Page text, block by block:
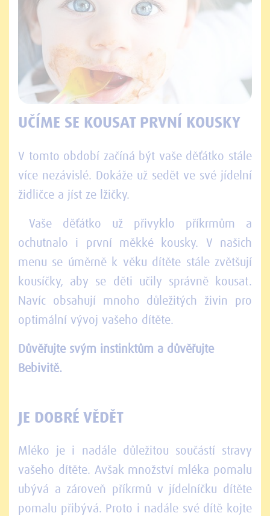
UČÍME SE KOUSAT PRVNÍ KOUSKY
V tomto období začíná být vaše děťátko stále
více nezávislé. Dokáže už sedět ve své jídelní
židličce a jíst ze lžičky.
Vaše děťátko už přivyklo příkrmům a
ochutnalo i první měkké kousky. V našich
menu se úměrně k věku dítěte stále zvětšují
kousíčky, aby se děti učily správně kousat.
Navíc obsahují mnoho důležitých živin pro
optimální vývoj vašeho dítěte.
Důvěřujte svým instinktům a důvěřujte
Bebivitě.
JE DOBRÉ VĚDĚT
Mléko je i nadále důležitou součástí stravy
vašeho dítěte. Avšak množství mléka pomalu
ubývá a zároveň příkrmů v jídelníčku dítěte
pomalu přibývá. Proto i nadále své dítě kojte